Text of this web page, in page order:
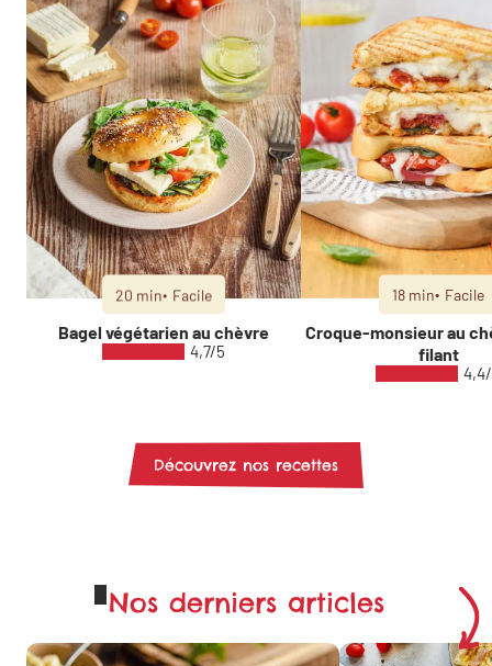
20 min Facile
Bagel végétarien au chèvre
4,7/5
18 min Facile
Croque-monsieur au
filant
Découvrez nos recettes
Nos derniers articles